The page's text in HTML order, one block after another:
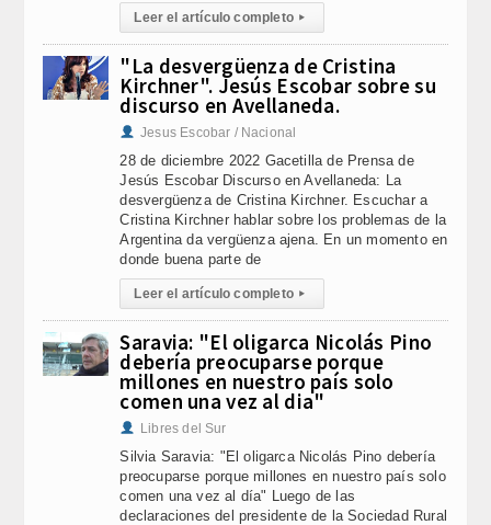
Leer el artículo completo ▸
"La desvergüenza de Cristina
Kirchner". Jesús Escobar sobre su
discurso en Avellaneda.
Jesus Escobar / Nacional
28 de diciembre 2022 Gacetilla de Prensa de
Jesús Escobar Discurso en Avellaneda: La
desvergüenza de Cristina Kirchner. Escuchar a
Cristina Kirchner hablar sobre los problemas de la
Argentina da vergüenza ajena. En un momento en
donde buena parte de
Leer el artículo completo ▸
Saravia: "El oligarca Nicolás Pino
debería preocuparse porque
millones en nuestro país solo
comen una vez al dia"
Libres del Sur
Silvia Saravia: "El oligarca Nicolás Pino debería
preocuparse porque millones en nuestro país solo
comen una vez al día" Luego de las
declaraciones del presidente de la Sociedad Rural